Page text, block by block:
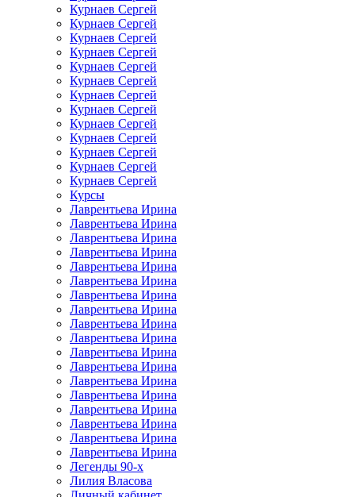
Курнаев Сергей
Курнаев Сергей
Курнаев Сергей
Курнаев Сергей
Курнаев Сергей
Курнаев Сергей
Курнаев Сергей
Курнаев Сергей
Курнаев Сергей
Курнаев Сергей
Курнаев Сергей
Курнаев Сергей
Курнаев Сергей
Курсы
Лаврентьева Ирина
Лаврентьева Ирина
Лаврентьева Ирина
Лаврентьева Ирина
Лаврентьева Ирина
Лаврентьева Ирина
Лаврентьева Ирина
Лаврентьева Ирина
Лаврентьева Ирина
Лаврентьева Ирина
Лаврентьева Ирина
Лаврентьева Ирина
Лаврентьева Ирина
Лаврентьева Ирина
Лаврентьева Ирина
Лаврентьева Ирина
Лаврентьева Ирина
Лаврентьева Ирина
Легенды 90-х
Лилия Власова